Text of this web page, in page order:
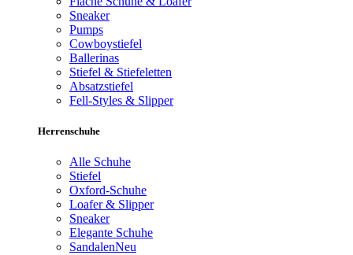
Sneaker
Pumps
Cowboystiefel
Ballerinas
Stiefel & Stiefeletten
Absatzstiefel
Fell-Styles & Slipper
Herrenschuhe
Alle Schuhe
Stiefel
Oxford-Schuhe
Loafer & Slipper
Sneaker
Elegante Schuhe
SandalenNeu